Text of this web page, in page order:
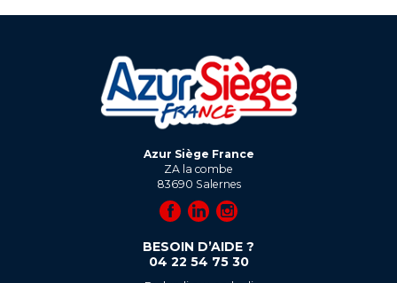
Azur Siège France
ZA la combe
83690 Salernes
BESOIN D’AIDE ?
04 22 54 75 30